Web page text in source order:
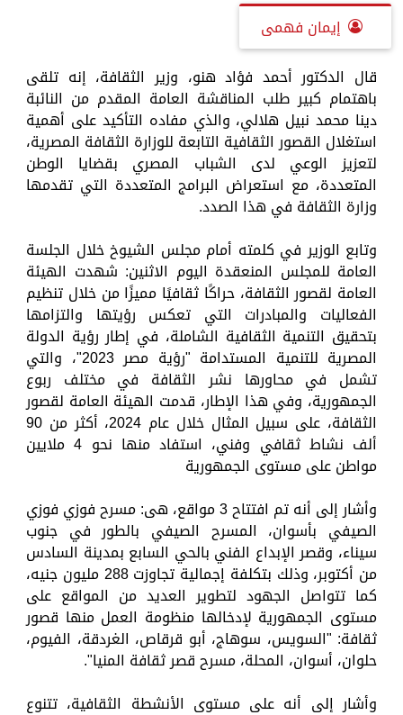
إيمان فهمى
قال الدكتور أحمد فؤاد هنو، وزير الثقافة، إنه تلقى
باهتمام كبير طلب المناقشة العامة المقدم من النائبة
دينا محمد نبيل هلالي، والذي مفاده التأكيد على أهمية
استغلال القصور الثقافية التابعة للوزارة الثقافة المصرية،
لتعزيز الوعي لدى الشباب المصري بقضايا الوطن
المتعددة، مع استعراض البرامج المتعددة التي تقدمها
وزارة الثقافة في هذا الصدد.
وتابع الوزير في كلمته أمام مجلس الشيوخ خلال الجلسة
العامة للمجلس المنعقدة اليوم الاثنين: شهدت الهيئة
العامة لقصور الثقافة، حراكًا ثقافيًا مميزًا من خلال تنظيم
الفعاليات والمبادرات التي تعكس رؤيتها والتزامها
بتحقيق التنمية الثقافية الشاملة، في إطار رؤية الدولة
المصرية للتنمية المستدامة "رؤية مصر 2023"، والتي
تشمل في محاورها نشر الثقافة في مختلف ربوع
الجمهورية، وفي هذا الإطار، قدمت الهيئة العامة لقصور
الثقافة، على سبيل المثال خلال عام 2024، أكثر من 90
ألف نشاط ثقافي وفني، استفاد منها نحو 4 ملايين
مواطن على مستوى الجمهورية
وأشار إلى أنه تم افتتاح 3 مواقع، هى: مسرح فوزي فوزي
الصيفي بأسوان، المسرح الصيفي بالطور في جنوب
سيناء، وقصر الإبداع الفني بالحي السابع بمدينة السادس
من أكتوبر، وذلك بتكلفة إجمالية تجاوزت 288 مليون جنيه،
كما تتواصل الجهود لتطوير العديد من المواقع على
مستوى الجمهورية لإدخالها منظومة العمل منها قصور
ثقافة: "السويس، سوهاج، أبو قرقاص، الغردقة، الفيوم،
حلوان، أسوان، المحلة، مسرح قصر ثقافة المنيا".
وأشار إلى أنه على مستوى الأنشطة الثقافية، تتنوع